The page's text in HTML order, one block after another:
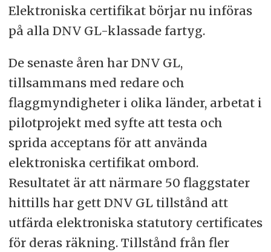
Elektroniska certifikat börjar nu införas
på alla DNV GL-klassade fartyg.
De senaste åren har DNV GL,
tillsammans med redare och
flaggmyndigheter i olika länder, arbetat i
pilotprojekt med syfte att testa och
sprida acceptans för att använda
elektroniska certifikat ombord.
Resultatet är att närmare 50 flaggstater
hittills har gett DNV GL tillstånd att
utfärda elektroniska statutory certificates
för deras räkning. Tillstånd från fler